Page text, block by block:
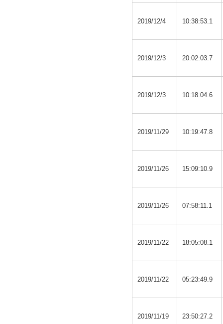
2019/12/4 10:38:53.1
2019/12/3 20:02:03.7
2019/12/3 10:18:04.6
2019/11/29 10:19:47.8
2019/11/26 15:09:10.9
2019/11/26 07:58:11.1
2019/11/22 18:05:08.1
2019/11/22 05:23:49.9
2019/11/19 23:50:27.2